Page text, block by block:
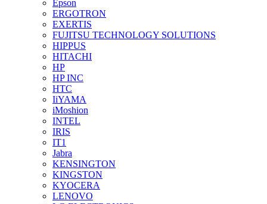
Epson
ERGOTRON
EXERTIS
FUJITSU TECHNOLOGY SOLUTIONS
HIPPUS
HITACHI
HP
HP INC
HTC
IiYAMA
iMoshion
INTEL
IRIS
IT1
Jabra
KENSINGTON
KINGSTON
KYOCERA
LENOVO